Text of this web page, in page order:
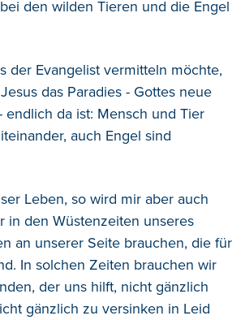
den wilden Tieren und die Engel
der Evangelist vermitteln möchte,
das Paradies - Gottes neue
endlich da ist: Mensch und Tier
auch Engel sind
Leben, so wird mir aber auch
in den Wüstenzeiten unseres
an unserer Seite brauchen, die für
In solchen Zeiten brauchen wir
der uns hilft, nicht gänzlich
gänzlich zu versinken in Leid